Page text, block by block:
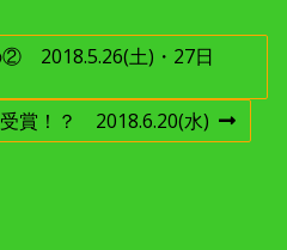
② 2018.5.26(土)・27日
賞！？ 2018.6.20(水)